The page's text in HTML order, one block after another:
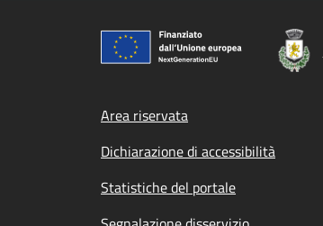
Footer menu
Area riservata
Dichiarazione di accessibilità
Statistiche del portale